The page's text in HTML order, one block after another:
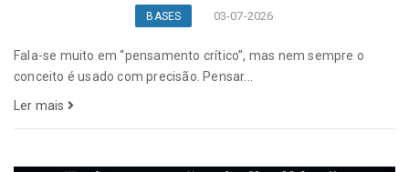
BASES 03-07-2026
Fala-se muito em “pensamento crítico”, mas nem sempre o
conceito é usado com precisão. Pensar...
Ler mais